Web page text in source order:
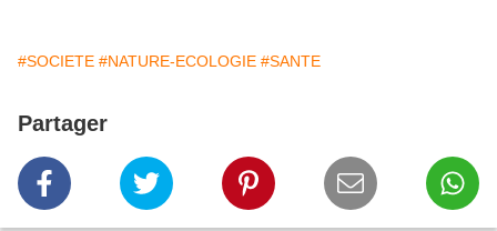
#SOCIETE #NATURE-ECOLOGIE #SANTE
Partager